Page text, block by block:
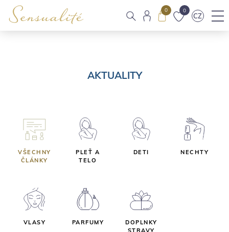
0 0
CZ
AKTUALITY
VŠECHNY
ČLÁNKY
PLEŤ A
TELO
DETI NECHTY
VLASY PARFUMY
DOPLNKY
STRAVY